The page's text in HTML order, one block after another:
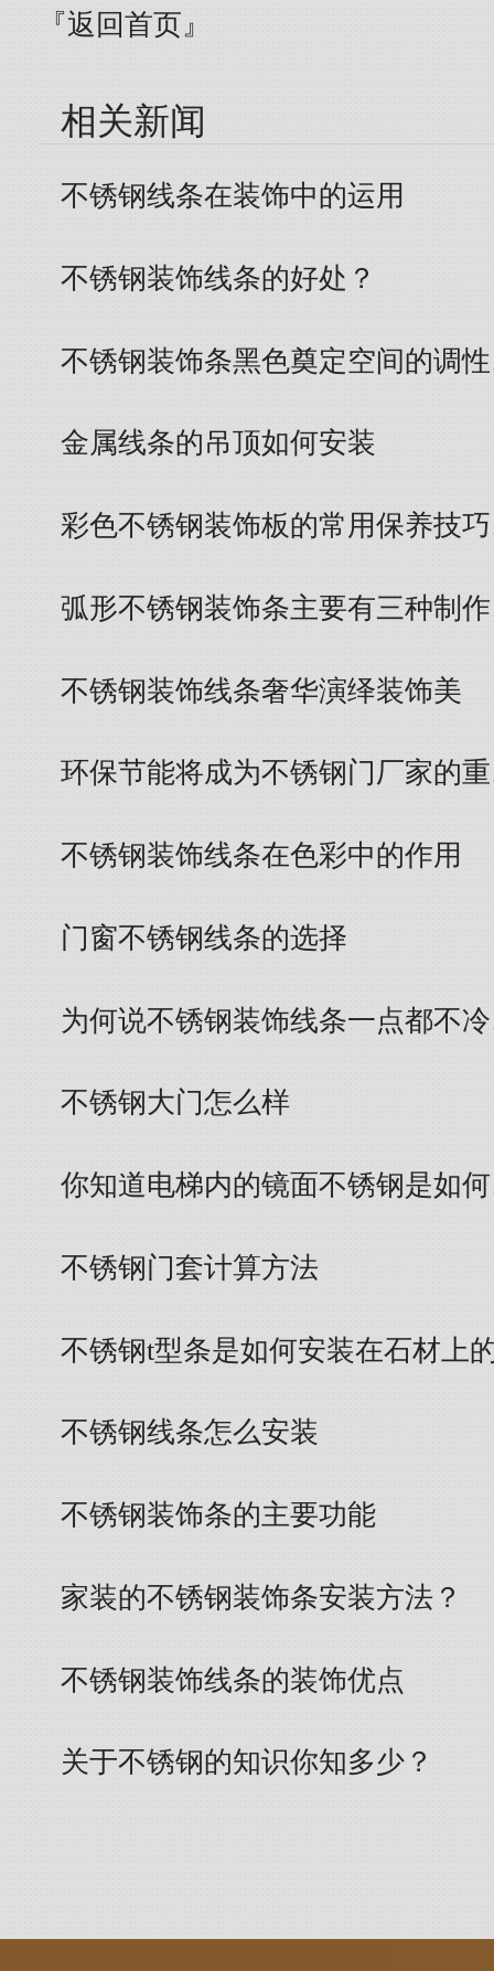
『返回首页』
相关新闻
不锈钢线条在装饰中的运用
不锈钢装饰线条的好处？
不锈钢装饰条黑色奠定空间的调
金属线条的吊顶如何安装
彩色不锈钢装饰板的常用保养技
弧形不锈钢装饰条主要有三种制
不锈钢装饰线条奢华演绎装饰美
环保节能将成为不锈钢门厂家的
不锈钢装饰线条在色彩中的作用
门窗不锈钢线条的选择
为何说不锈钢装饰线条一点都不
不锈钢大门怎么样
你知道电梯内的镜面不锈钢是如
不锈钢门套计算方法
不锈钢t型条是如何安装在石材上
不锈钢线条怎么安装
不锈钢装饰条的主要功能
家装的不锈钢装饰条安装方法？
不锈钢装饰线条的装饰优点
关于不锈钢的知识你知多少？